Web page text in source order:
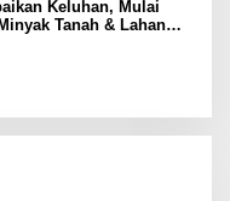
Keluhan, Mulai
Tanah & Lahan